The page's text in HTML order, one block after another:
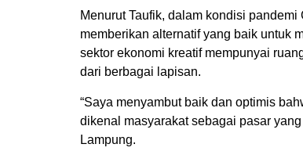
Menurut Taufik, dalam kondisi
memberikan alternatif yang baik untuk
sektor ekonomi kreatif mempunyai
dari berbagai lapisan.
“Saya menyambut baik dan optimis
dikenal masyarakat sebagai pasar
Lampung.